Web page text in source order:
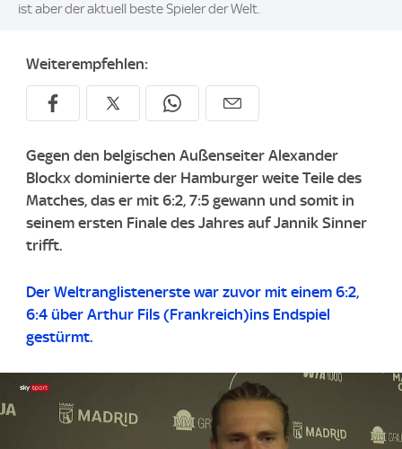
ist aber der aktuell beste Spieler der Welt.
Weiterempfehlen:
Gegen den belgischen Außenseiter Alexander
Blockx dominierte der Hamburger weite Teile des
Matches, das er mit 6:2, 7:5 gewann und somit in
seinem ersten Finale des Jahres auf Jannik Sinner
trifft.
Der Weltranglistenerste war zuvor mit einem 6:2,
6:4 über Arthur Fils (Frankreich)ins Endspiel
gestürmt.